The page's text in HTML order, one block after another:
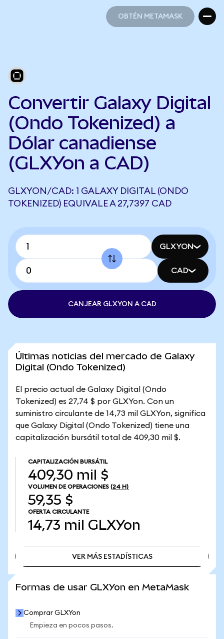
OBTÉN METAMASK
Convertir Galaxy Digital
(Ondo Tokenized) a
Dólar canadiense
(GLXYon a CAD)
GLXYON/CAD: 1 GALAXY DIGITAL (ONDO
TOKENIZED) EQUIVALE A 27,7397 CAD
GLXYON
CAD
CANJEAR GLXYON A CAD
Últimas noticias del mercado de Galaxy
Digital (Ondo Tokenized)
El precio actual de Galaxy Digital (Ondo
Tokenized) es 27,74 $ por GLXYon. Con un
suministro circulante de 14,73 mil GLXYon, significa
que Galaxy Digital (Ondo Tokenized) tiene una
capitalización bursátil total de 409,30 mil $.
CAPITALIZACIÓN BURSÁTIL
409,30 mil $
VOLUMEN DE OPERACIONES (24 H)
59,35 $
OFERTA CIRCULANTE
14,73 mil GLXYon
VER MÁS ESTADÍSTICAS
Formas de usar GLXYon en MetaMask
Comprar GLXYon
Empieza en pocos pasos.